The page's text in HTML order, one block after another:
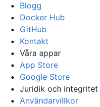
Blogg
Docker Hub
GitHub
Kontakt
Våra appar
App Store
Google Store
Juridik och integritet
Användarvillkor